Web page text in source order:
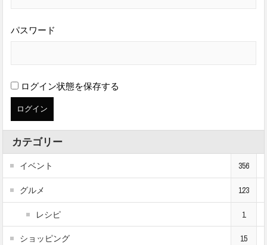
パスワード
ログイン状態を保存する
カテゴリー
イベント 356
グルメ 123
レシピ 1
ショッピング 15